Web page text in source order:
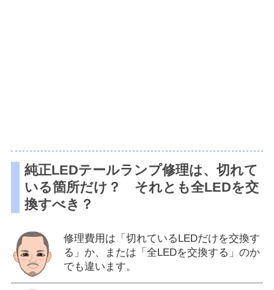
純正LEDテールランプ修理は、切れて
いる箇所だけ？ それとも全LEDを交
換すべき？
修理費用は「切れているLEDだけを交換す
る」か、または「全LEDを交換する」のか
でも違います。